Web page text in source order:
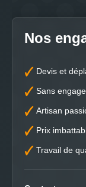
Nos
Devis et
Sans
Artisan
Prix
Travail de